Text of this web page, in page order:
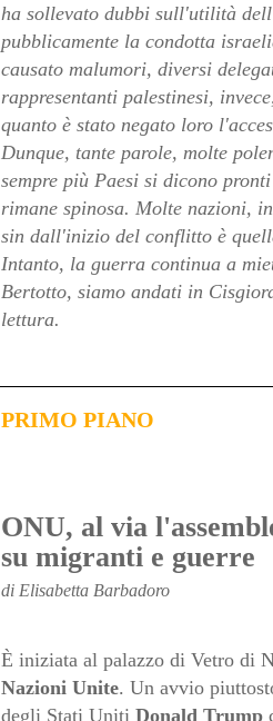
ha sollevato dubbi sull'utilità
pubblicamente la condotta
causato malumori, diversi
rappresentanti palestinesi,
quanto è stato negato loro
Dunque, tante parole, molte
sempre più Paesi si dicono
rimane spinosa. Molte nazioni,
sin dall'inizio del conflitto è
Intanto, la guerra continua a
Bertotto, siamo andati in
lettura.
PRIMO PIANO
ONU, al via
su migranti e guerre
di Elisabetta Barbadoro
È iniziata al palazzo di Vetro di
Nazioni Unite. Un avvio
degli Stati Uniti Donald Trump